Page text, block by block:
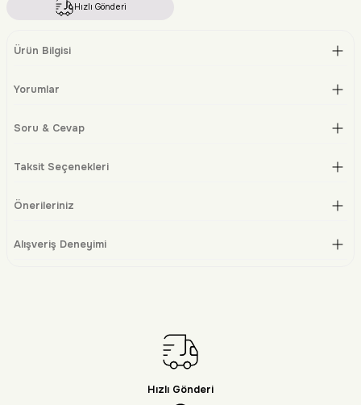
Hızlı Gönderi
Ürün Bilgisi
Yorumlar
Soru & Cevap
Taksit Seçenekleri
Önerileriniz
Alışveriş Deneyimi
Hızlı Gönderi